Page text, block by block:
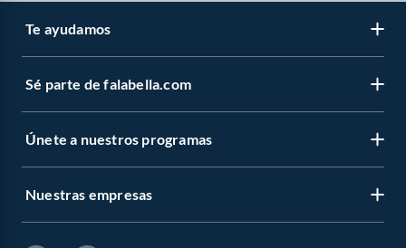
Te ayudamos
Sé parte de falabella.com
Únete a nuestros programas
Nuestras empresas